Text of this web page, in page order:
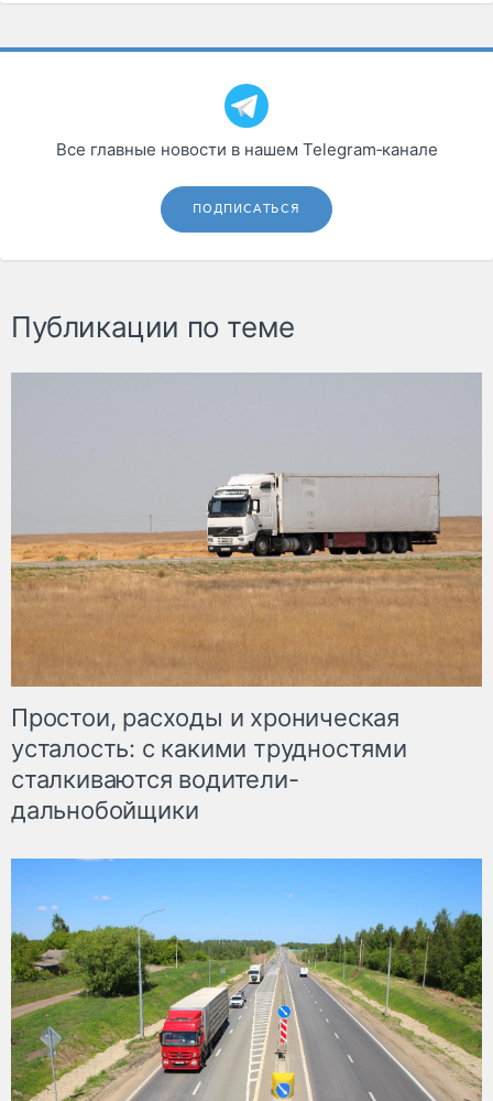
Все главные новости в нашем Telegram‑канале
ПОДПИСАТЬСЯ
Публикации по теме
Простои, расходы и хроническая
усталость: с какими трудностями
сталкиваются водители-
дальнобойщики